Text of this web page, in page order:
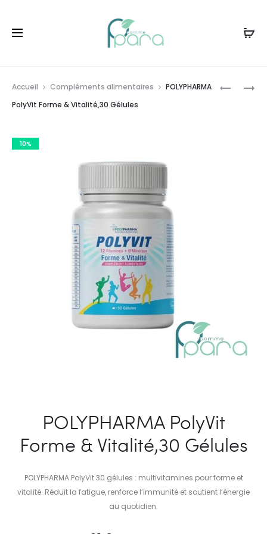
Accueil Compléments alimentaires
POLYPHARMA
PolyVit Forme & Vitalité,30 Gélules
10%
POLYPHARMA PolyVit
Forme & Vitalité,30 Gélules
POLYPHARMA PolyVit 30 gélules : multivitamines pour forme et
vitalité. Réduit la fatigue, renforce l’immunité et soutient l’énergie
au quotidien.